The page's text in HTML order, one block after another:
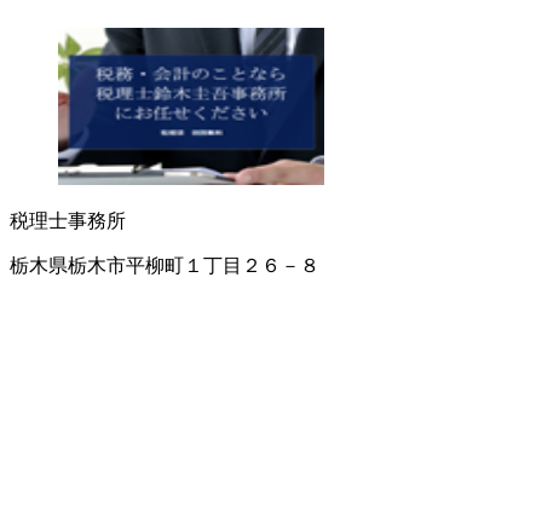
税理士事務所
栃木県栃木市平柳町１丁目２６－８